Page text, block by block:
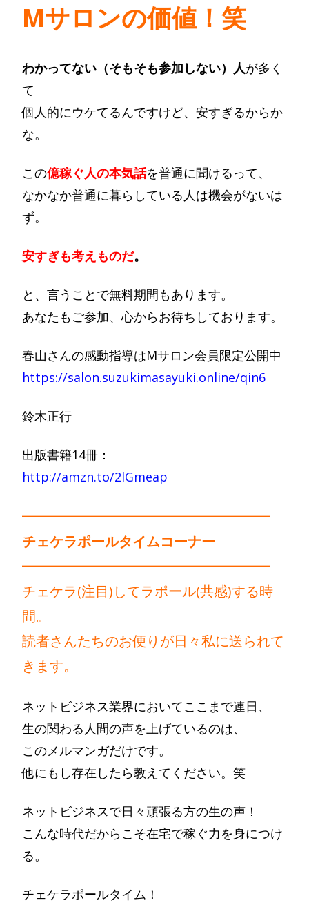
Mサロンの価値！笑
わかってない（そもそも参加しない）人が多く
て
個人的にウケてるんですけど、安すぎるからか
な。
この億稼ぐ人の本気話を普通に聞けるって、
なかなか普通に暮らしている人は機会がないは
ず。
安すぎも考えものだ。
と、言うことで無料期間もあります。
あなたもご参加、心からお待ちしております。
春山さんの感動指導はMサロン会員限定公開中
https://salon.suzukimasayuki.online/qin6
鈴木正行
出版書籍14冊：
http://amzn.to/2lGmeap
━━━━━━━━━━━━━━━━━━
チェケラポールタイムコーナー
━━━━━━━━━━━━━━━━━━
チェケラ(注目)してラポール(共感)する時
間。
読者さんたちのお便りが日々私に送られて
きます。
ネットビジネス業界においてここまで連日、
生の関わる人間の声を上げているのは、
このメルマンガだけです。
他にもし存在したら教えてください。笑
ネットビジネスで日々頑張る方の生の声！
こんな時代だからこそ在宅で稼ぐ力を身につけ
る。
チェケラポールタイム！